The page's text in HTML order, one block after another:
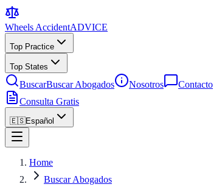
Wheels AccidentADVICE
Top Practice
Top States
BuscarBuscar Abogados Nosotros
Contacto
Consulta Gratis
🇪🇸Español
Home
Buscar Abogados